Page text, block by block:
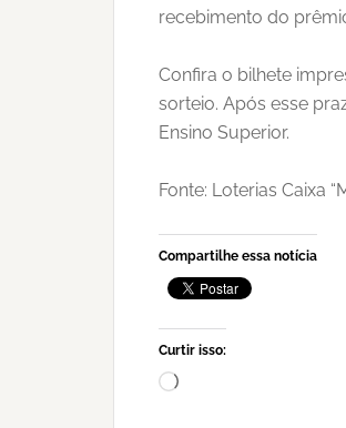
recebimento do
Confira o bilhete
sorteio. Após esse
Ensino Superior.
Fonte: Loterias Caixa
Compartilhe essa notícia
Curtir isso:
Carregando...